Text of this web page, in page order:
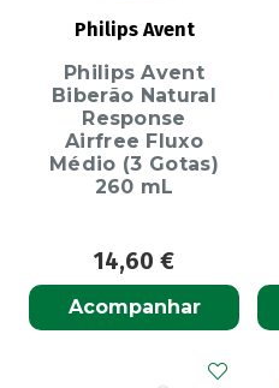
Philips Avent
Philips Avent
Biberão Natural
Response
Airfree Fluxo
Médio (3 Gotas)
260 mL
14,60 €
Acompanhar